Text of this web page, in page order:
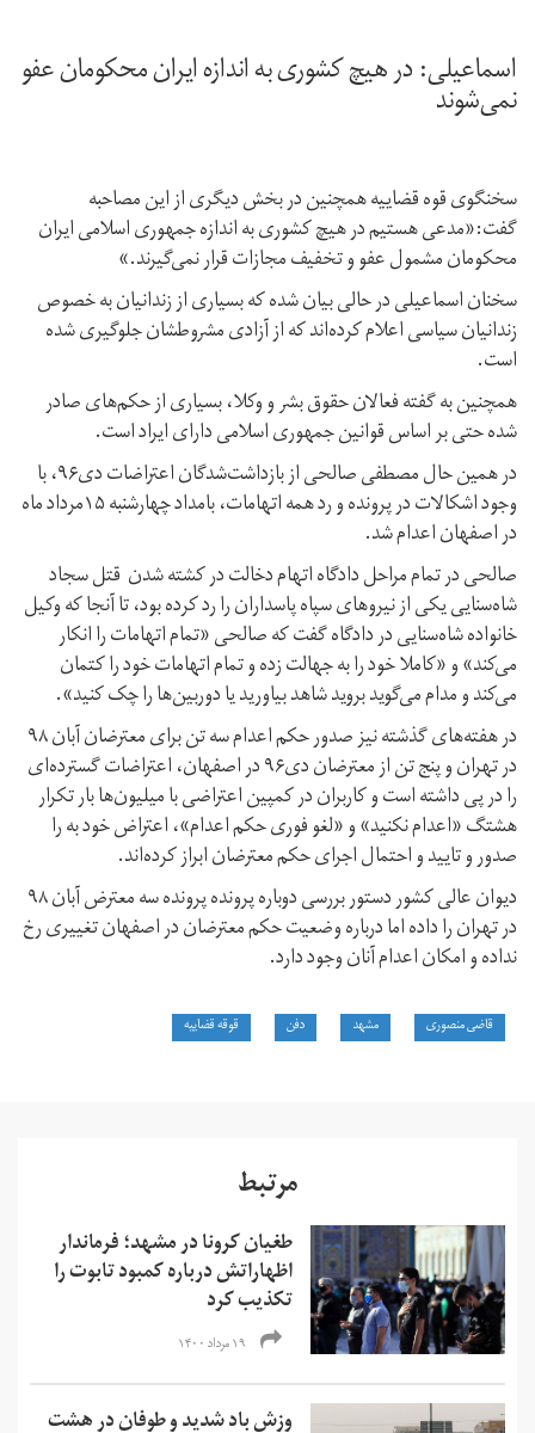
اسماعیلی: در هیچ کشوری به اندازه ایران محکومان عفو
نمی‌شوند
سخنگوی قوه قضاییه همچنین در بخش دیگری از این مصاحبه
گفت:«مدعی هستیم در هیچ کشوری به اندازه جمهوری اسلامی ایران
محکومان مشمول عفو و تخفیف مجازات قرار نمی‌گیرند.»
سخنان اسماعیلی در حالی بیان شده که بسیاری از زندانیان به خصوص
زندانیان سیاسی اعلام کرده‌اند که از آزادی مشروطشان جلوگیری شده
است.
همچنین به گفته فعالان حقوق بشر و وکلا، بسیاری از حکم‌های صادر
شده حتی بر اساس قوانین جمهوری اسلامی دارای ایراد است.
در همین حال مصطفی صالحی از بازداشت‌شدگان اعتراضات دی۹۶، با
وجود اشکالات در پرونده و رد همه اتهامات، بامداد چهارشنبه ۱۵مرداد ماه
در اصفهان اعدام شد.
صالحی در تمام مراحل دادگاه اتهام دخالت در کشته شدن قتل سجاد
شاه‌سنایی یکی از نیروهای سپاه پاسداران را رد کرده بود، تا آنجا که وکیل
خانواده شاه‌سنایی در دادگاه گفت که صالحی «تمام اتهامات را انکار
می‌کند» و «کاملا خود را به جهالت زده و تمام اتهامات خود را کتمان
می‌کند و مدام می‌گوید بروید شاهد بیاورید یا دوربین‌ها را چک کنید».
در هفته‌های گذشته نیز صدور حکم اعدام سه تن برای معترضان آبان ۹۸
در تهران و پنج تن از معترضان دی۹۶ در اصفهان، اعتراضات گسترده‌‌ای
را در پی داشته است و کاربران در کمپین اعتراضی با میلیون‌ها بار تکرار
هشتگ «اعدام نکنید» و «لغو فوری حکم اعدام»، اعتراض خود به را
صدور و تایید و احتمال اجرای حکم معترضان ابراز کرده‌اند.
دیوان عالی کشور دستور بررسی دوباره پرونده پرونده سه معترض آبان ۹۸
در تهران را داده اما درباره وضعیت حکم معترضان در اصفهان تغییری رخ
نداده و امکان اعدام آنان وجود دارد.
قاضی منصوری مشهد دفن قوقه قضاییه
مرتبط
طغیان کرونا در مشهد؛ فرماندار
اظهاراتش درباره کمبود تابوت را
تکذیب کرد
۱۹ مرداد ۱۴۰۰
وزش باد شدید و طوفان در هشت